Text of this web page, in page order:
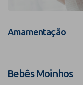
Amamentação
Bebês Moinhos